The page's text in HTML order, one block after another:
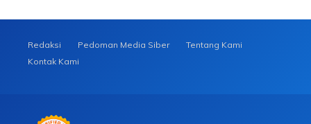
Redaksi Pedoman Media Siber
Tentang Kami
Kontak Kami